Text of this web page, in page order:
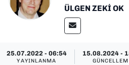
ÜLGEN ZEKI OK
25.07.2022 - 06:54
YAYINLANMA
15.08.2024 -
EKONOMİ
Süper Lig Puan Durumu
Tüm Manşetler